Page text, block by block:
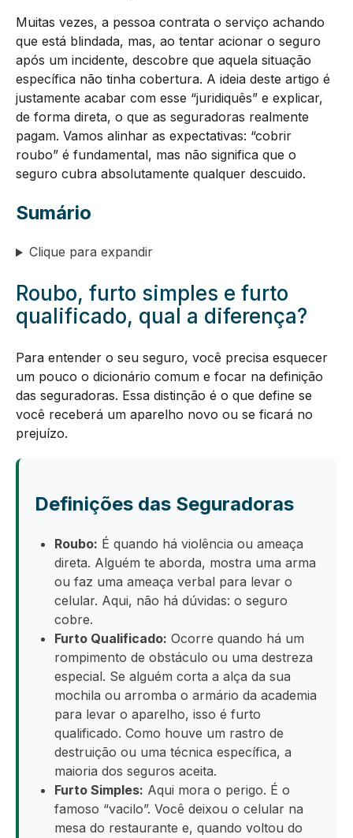
Muitas vezes, a pessoa contrata o serviço achando
que está blindada, mas, ao tentar acionar o seguro
após um incidente, descobre que aquela situação
específica não tinha cobertura. A ideia deste artigo é
justamente acabar com esse “juridiquês” e explicar,
de forma direta, o que as seguradoras realmente
pagam. Vamos alinhar as expectativas: “cobrir
roubo” é fundamental, mas não significa que o
seguro cubra absolutamente qualquer descuido.
Sumário
Clique para expandir
Roubo, furto simples e furto
qualificado, qual a diferença?
Para entender o seu seguro, você precisa esquecer
um pouco o dicionário comum e focar na definição
das seguradoras. Essa distinção é o que define se
você receberá um aparelho novo ou se ficará no
prejuízo.
Definições das Seguradoras
Roubo: É quando há violência ou ameaça
direta. Alguém te aborda, mostra uma arma
ou faz uma ameaça verbal para levar o
celular. Aqui, não há dúvidas: o seguro
cobre.
Furto Qualificado: Ocorre quando há um
rompimento de obstáculo ou uma destreza
especial. Se alguém corta a alça da sua
mochila ou arromba o armário da academia
para levar o aparelho, isso é furto
qualificado. Como houve um rastro de
destruição ou uma técnica específica, a
maioria dos seguros aceita.
Furto Simples: Aqui mora o perigo. É o
famoso “vacilo”. Você deixou o celular na
mesa do restaurante e, quando voltou do